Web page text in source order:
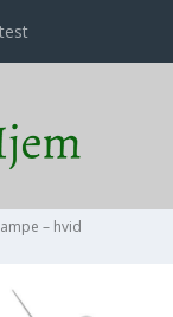
– hvid